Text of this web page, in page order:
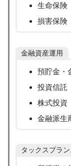
生命保険
損害保険
金融資産運用
預貯金・
投資信託
株式投資
金融派生
タックスプラ